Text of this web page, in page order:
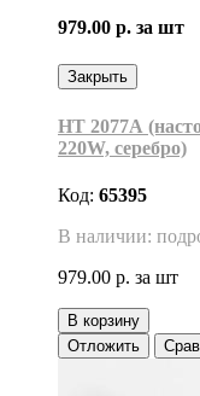
979.00 р. за шт
Закрыть
НТ 2077А
220W, серебро)
Код: 65395
В наличии:
979.00 р. за шт
В корзину
Отложить